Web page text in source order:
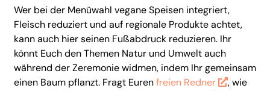
Wer bei der Menüwahl vegane Speisen integriert,
Fleisch reduziert und auf regionale Produkte achtet,
kann auch hier seinen Fußabdruck reduzieren. Ihr
könnt Euch den Themen Natur und Umwelt auch
während der Zeremonie widmen, indem Ihr gemeinsam
einen Baum pflanzt. Fragt Eurenfreien Redner
, wie